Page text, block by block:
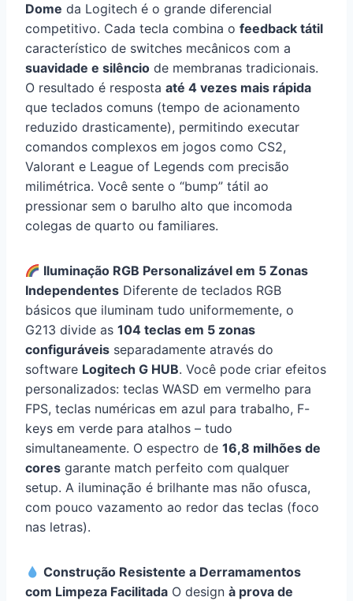
Dome da Logitech é o grande diferencial
competitivo. Cada tecla combina o feedback tátil
característico de switches mecânicos com a
suavidade e silêncio de membranas tradicionais.
O resultado é resposta até 4 vezes mais rápida
que teclados comuns (tempo de acionamento
reduzido drasticamente), permitindo executar
comandos complexos em jogos como CS2,
Valorant e League of Legends com precisão
milimétrica. Você sente o “bump” tátil ao
pressionar sem o barulho alto que incomoda
colegas de quarto ou familiares.
Iluminação RGB Personalizável em 5 Zonas
Independentes Diferente de teclados RGB
básicos que iluminam tudo uniformemente, o
G213 divide as 104 teclas em 5 zonas
configuráveis separadamente através do
software Logitech G HUB. Você pode criar efeitos
personalizados: teclas WASD em vermelho para
FPS, teclas numéricas em azul para trabalho, F-
keys em verde para atalhos – tudo
simultaneamente. O espectro de 16,8 milhões de
cores garante match perfeito com qualquer
setup. A iluminação é brilhante mas não ofusca,
com pouco vazamento ao redor das teclas (foco
nas letras).
Construção Resistente a Derramamentos
com Limpeza Facilitada O design à prova de